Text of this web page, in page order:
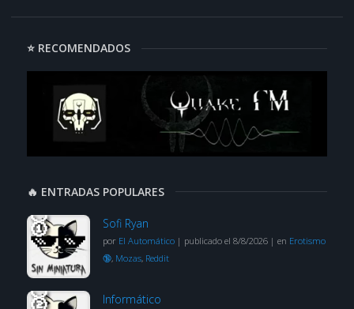
⭐ RECOMENDADOS
🔥 ENTRADAS POPULARES
Sofi Ryan
por El Automático| publicado el 8/8/2026| en Erotismo
🔞, Mozas, Reddit
Informático